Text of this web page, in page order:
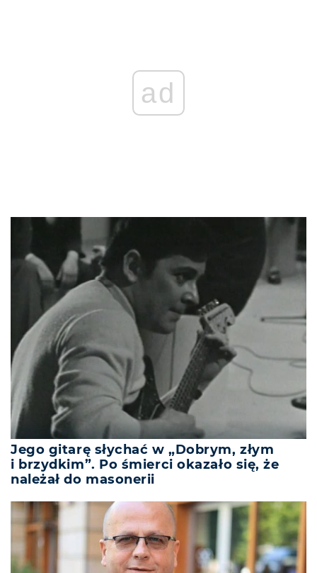
ad
Jego gitarę słychać w „Dobrym, złym
i brzydkim”. Po śmierci okazało się, że
należał do masonerii